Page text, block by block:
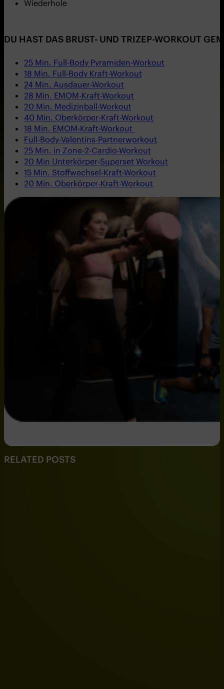
Wiederhole
DU HAST DAS BRUST- UND TRIZEP-WORKOUT
25 Min. Full-Body Pyramiden-Workout
18 Min. Full-Body Kraft-Workout
24 Min. Ausdauer-Workout
28 Min. EMOM-Kraft-Workout
20 Min. Medizinball-Workout
40 Min. Oberkörper-Kraft-Workout
18 Min. EMOM-Kraft-Workout
Full-Body-Valentins-Partnerworkout
25 Min. in Zone-2-Cardio-Workout
20 Min Unterkörper-Superset Workout
15 Min. Stoffwechsel-Kraft-Workout
20 Min. Oberkörper-Kraft-Workout
RELATED POSTS